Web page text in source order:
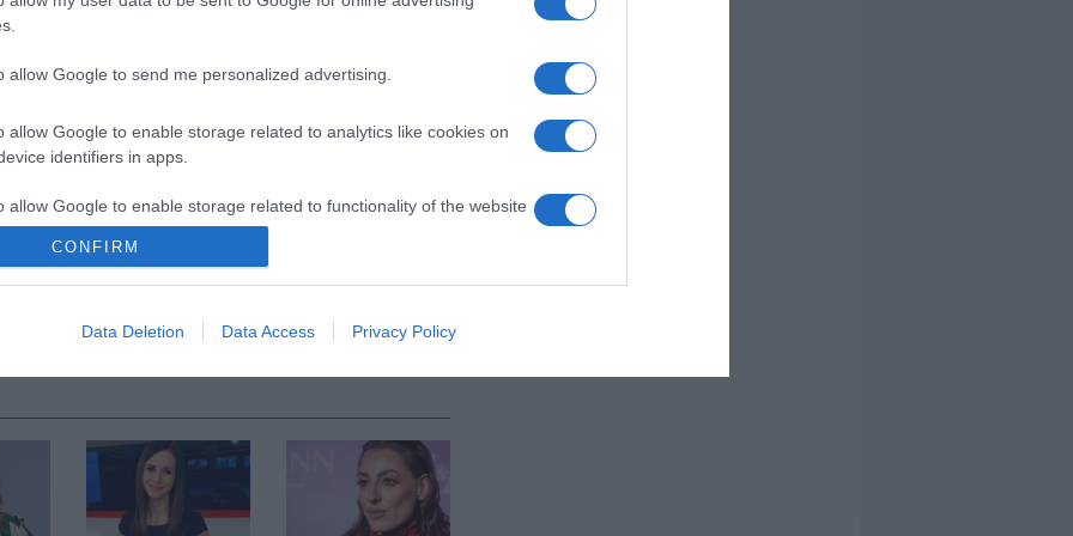
allow Google to send me personalized advertising.
allow Google to enable storage related to analytics like cookies on
identifiers in apps.
allow Google to enable storage related to functionality of the website
CONFIRM
Data Deletion Data Access Privacy Policy
kiderült, hogy az édesanya nem akarja elhallgatni a
ezért kitálal majd problémáikról saját
Pinterest
megcsalás,hűtlenség